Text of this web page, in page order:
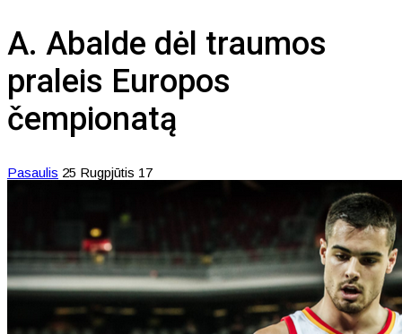
A. Abalde dėl traumos
praleis Europos
čempionatą
Pasaulis 25 Rugpjūtis 17